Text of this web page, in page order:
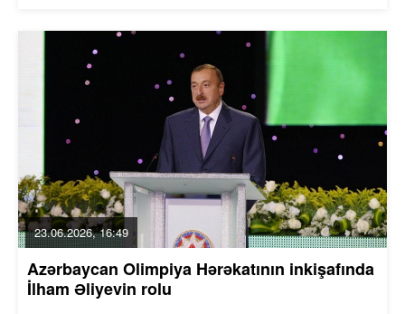
23.06.2026, 16:49
Azərbaycan Olimpiya Hərəkatının inkişafında
İlham Əliyevin rolu